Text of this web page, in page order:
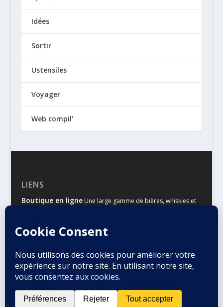
Idées
Sortir
Ustensiles
Voyager
Web compil'
LIENS
Boutique en ligneUne large gamme de bières, whiskies et
Malts & HoublonsLe site d’information des amateurs de
Conçu par Elegant Themes | Propulsé par WordPress